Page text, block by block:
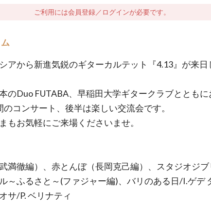
ご利用には会員登録／ログインが必要です。
アから新進気鋭のギターカルテット『4.13』が来日
のDuo FUTABA、早稲田大学ギタークラブとともに
のコンサート、後半は楽しい交流会です。
もお気軽にご来場くださいませ。
満徹編）、赤とんぼ（長岡克己編）、スタジオジブ
～ふるさと～(ファジャー編)、バリのある日/I.ゲデ
サ/P. ベリナティ